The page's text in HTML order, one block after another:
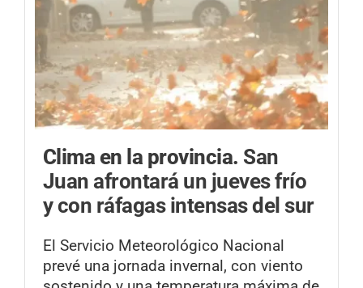
Clima en la provincia. San
Juan afrontará un jueves frío
y con ráfagas intensas del sur
El Servicio Meteorológico Nacional
prevé una jornada invernal, con viento